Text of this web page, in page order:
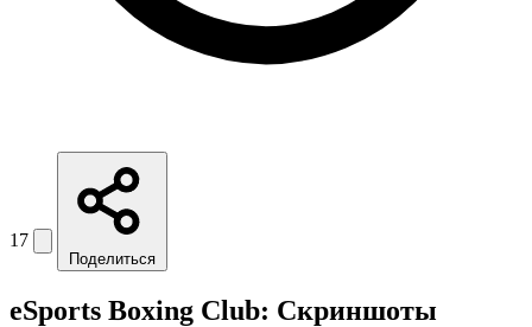
17
Поделиться
eSports Boxing Club: Скриншоты